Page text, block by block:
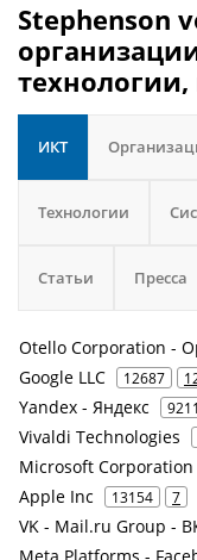
Stephenson
ИКТ
Технологии
Статьи Пресса
Otello Corporation -
Google LLC 12687
Yandex - Яндекс 9211
Vivaldi Technologies
Microsoft Corporation
Apple Inc 13154 7
VK - Mail.ru Group -